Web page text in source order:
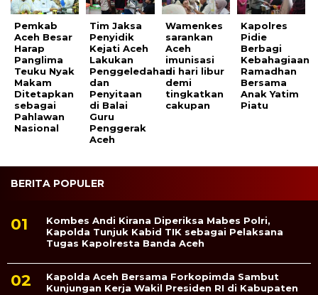
Pemkab
Aceh Besar
Harap
Panglima
Teuku Nyak
Makam
Ditetapkan
sebagai
Pahlawan
Nasional
Tim Jaksa
Penyidik
Kejati Aceh
Lakukan
Penggeledahan
dan
Penyitaan
di Balai
Guru
Penggerak
Aceh
Wamenkes
sarankan
Aceh
imunisasi
di hari libur
demi
tingkatkan
cakupan
Kapolres
Pidie
Berbagi
Kebahagiaan
Ramadhan
Bersama
Anak Yatim
Piatu
BERITA POPULER
Kombes Andi Kirana Diperiksa Mabes Polri,
Kapolda Tunjuk Kabid TIK sebagai Pelaksana
Tugas Kapolresta Banda Aceh
Kapolda Aceh Bersama Forkopimda Sambut
Kunjungan Kerja Wakil Presiden RI di Kabupaten